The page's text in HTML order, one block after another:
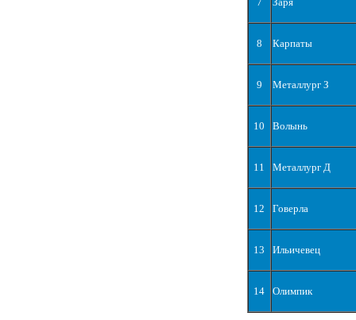
8 Карпаты
9 Металлург З
10 Волынь
11 Металлург Д
12 Говерла
13 Ильичевец
14 Олимпик